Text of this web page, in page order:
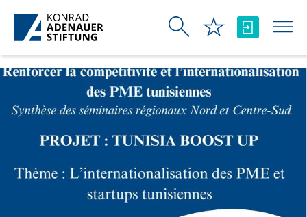
Zum Hauptinhalt springen